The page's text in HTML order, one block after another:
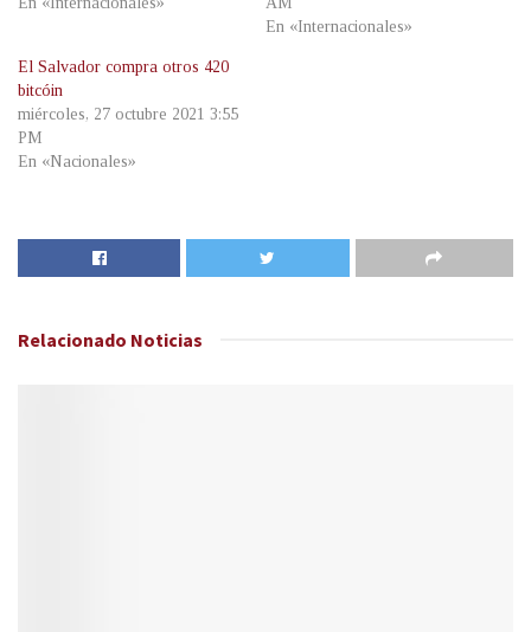
En «Internacionales»
El Salvador compra otros 420
bitcóin
miércoles, 27 octubre 2021 3:55
PM
En «Nacionales»
Relacionado Noticias